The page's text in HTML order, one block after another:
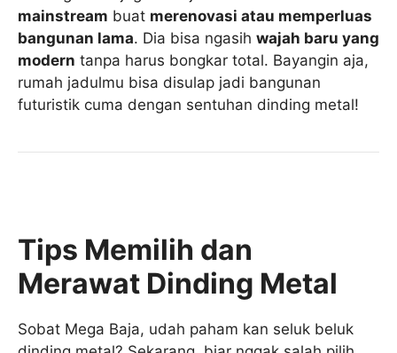
mainstream buat merenovasi atau memperluas
bangunan lama. Dia bisa ngasih wajah baru yang
modern tanpa harus bongkar total. Bayangin aja,
rumah jadulmu bisa disulap jadi bangunan
futuristik cuma dengan sentuhan dinding metal!
Tips Memilih dan
Merawat Dinding Metal
Sobat Mega Baja, udah paham kan seluk beluk